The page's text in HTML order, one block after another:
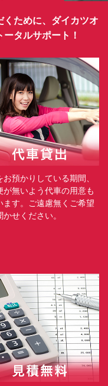
ために、ダイカツオ
タルサポート！
お預かりしている期間、
が無いよう代車の用意も
ます。ご遠慮無くご希望
かせください。